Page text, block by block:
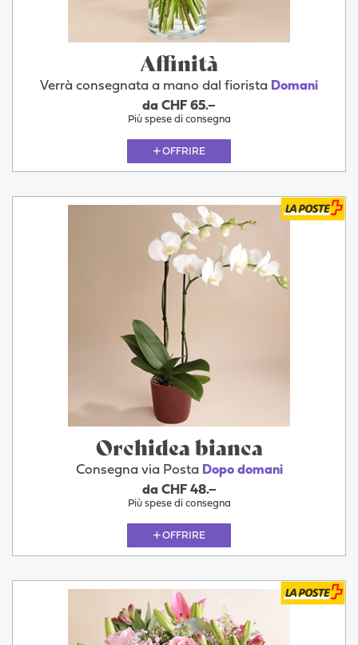
Affinità
Verrà consegnata a mano dal fiorista Domani
da CHF 65.–
Più spese di consegna
OFFRIRE
Orchidea bianca
Consegna via Posta Dopo domani
da CHF 48.–
Più spese di consegna
OFFRIRE